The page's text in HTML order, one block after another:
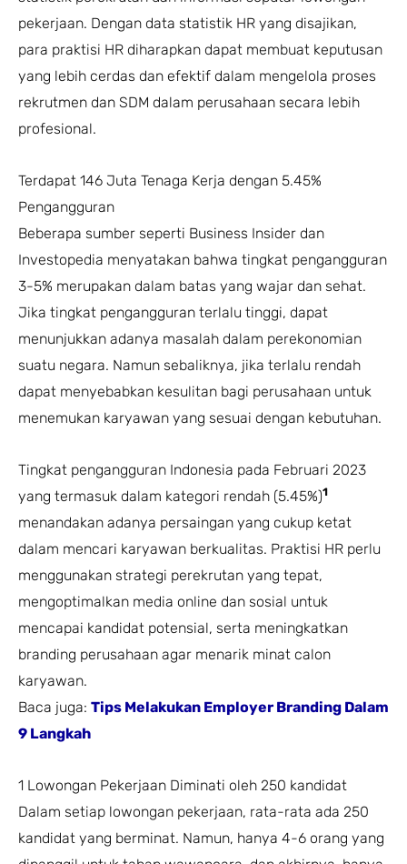
pekerjaan. Dengan data statistik HR yang disajikan,
para praktisi HR diharapkan dapat membuat keputusan
yang lebih cerdas dan efektif dalam mengelola proses
rekrutmen dan SDM dalam perusahaan secara lebih
profesional.
Terdapat 146 Juta Tenaga Kerja dengan 5.45%
Pengangguran
Beberapa sumber seperti Business Insider dan
Investopedia menyatakan bahwa tingkat pengangguran
3-5% merupakan dalam batas yang wajar dan sehat.
Jika tingkat pengangguran terlalu tinggi, dapat
menunjukkan adanya masalah dalam perekonomian
suatu negara. Namun sebaliknya, jika terlalu rendah
dapat menyebabkan kesulitan bagi perusahaan untuk
menemukan karyawan yang sesuai dengan kebutuhan.
Tingkat pengangguran Indonesia pada Februari 2023
yang termasuk dalam kategori rendah (5.45%)1
menandakan adanya persaingan yang cukup ketat
dalam mencari karyawan berkualitas. Praktisi HR perlu
menggunakan strategi perekrutan yang tepat,
mengoptimalkan media online dan sosial untuk
mencapai kandidat potensial, serta meningkatkan
branding perusahaan agar menarik minat calon
karyawan.
Baca juga: Tips Melakukan Employer Branding Dalam
9 Langkah
1 Lowongan Pekerjaan Diminati oleh 250 kandidat
Dalam setiap lowongan pekerjaan, rata-rata ada 250
kandidat yang berminat. Namun, hanya 4-6 orang yang